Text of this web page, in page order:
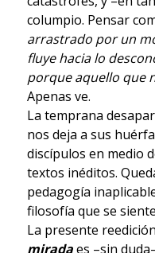
columpio. Pensar
arrastrado por un
fluye hacia lo
porque aquello que
Apenas ve.
La temprana
nos deja a sus
discípulos en medio
textos inéditos.
pedagogía
filosofía que se
La presente
mirada es –sin